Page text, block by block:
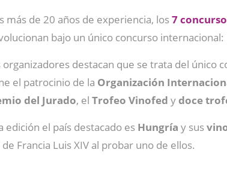
más de 20 años de experiencia, los7
bajo un único concurso
organizadores destacan que se trata del único
el patrocinio de la Organización
del Jurado, el Trofeo Vinofed y doce
edición el país destacado es Hungría y sus
Francia Luis XIV al probar uno de ellos.